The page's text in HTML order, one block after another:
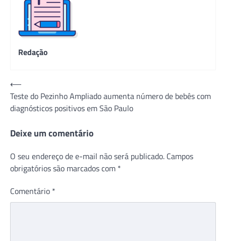
Redação
Navegação
de
Post
⟵
Teste do Pezinho Ampliado aumenta número de bebês com
diagnósticos positivos em São Paulo
Deixe um comentário
O seu endereço de e-mail não será publicado. Campos
obrigatórios são marcados com *
Comentário *